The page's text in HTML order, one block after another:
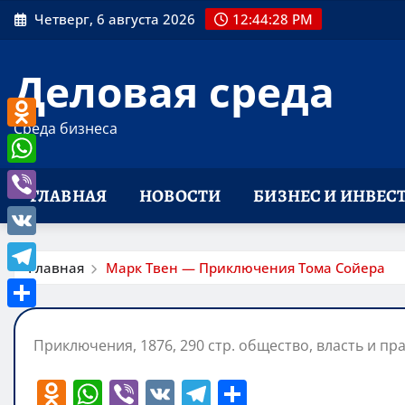
Перейти
к
Четверг, 6 августа 2026 12:44:29 PM
Деловая среда
Среда бизнеса
ГЛАВНАЯ НОВОСТИ БИЗНЕС И
Главная Марк Твен — Приключения Тома Сойера
Приключения, 1876, 290 стр. общество, власть и
O W Vi V T
Odnoklassniki
WhatsApp
Viber
VK
Telegram
Отправить